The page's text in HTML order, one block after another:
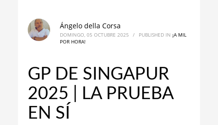
Ángelo della Corsa
DOMINGO, 05 OCTUBRE 2025 / PUBLISHED IN¡A MIL
POR HORA!
GP DE SINGAPUR
2025 | LA PRUEBA
EN SÍ